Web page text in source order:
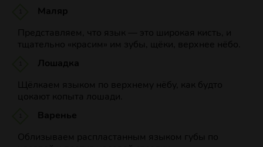
Маляр
Представляем, что язык — это широкая кисть, и
тщательно «красим» им зубы, щёки, верхнее нёбо.
Лошадка
Щёлкаем языком по верхнему нёбу, как будто
цокают копыта лошади.
Варенье
Облизываем распластанным языком губы по